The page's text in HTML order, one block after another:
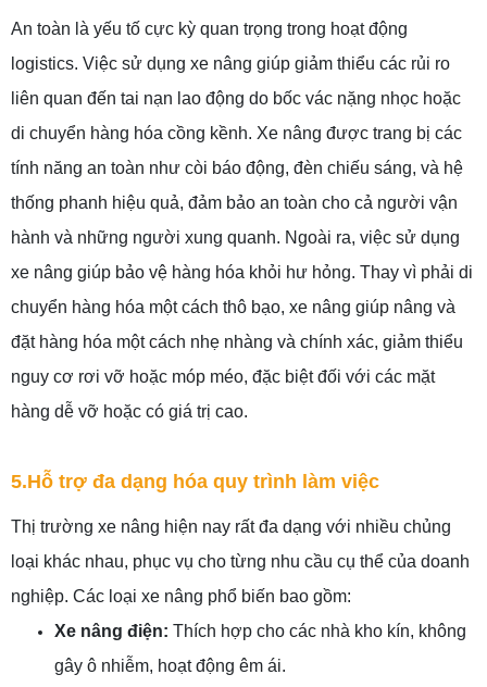
An toàn là yếu tố cực kỳ quan trọng trong hoạt động
logistics. Việc sử dụng xe nâng giúp giảm thiểu các rủi ro
liên quan đến tai nạn lao động do bốc vác nặng nhọc hoặc
di chuyển hàng hóa cồng kềnh. Xe nâng được trang bị các
tính năng an toàn như còi báo động, đèn chiếu sáng, và hệ
thống phanh hiệu quả, đảm bảo an toàn cho cả người vận
hành và những người xung quanh. Ngoài ra, việc sử dụng
xe nâng giúp bảo vệ hàng hóa khỏi hư hỏng. Thay vì phải di
chuyển hàng hóa một cách thô bạo, xe nâng giúp nâng và
đặt hàng hóa một cách nhẹ nhàng và chính xác, giảm thiểu
nguy cơ rơi vỡ hoặc móp méo, đặc biệt đối với các mặt
hàng dễ vỡ hoặc có giá trị cao.
5.Hỗ trợ đa dạng hóa quy trình làm việc
Thị trường xe nâng hiện nay rất đa dạng với nhiều chủng
loại khác nhau, phục vụ cho từng nhu cầu cụ thể của doanh
nghiệp. Các loại xe nâng phổ biến bao gồm:
Xe nâng điện: Thích hợp cho các nhà kho kín, không
gây ô nhiễm, hoạt động êm ái.